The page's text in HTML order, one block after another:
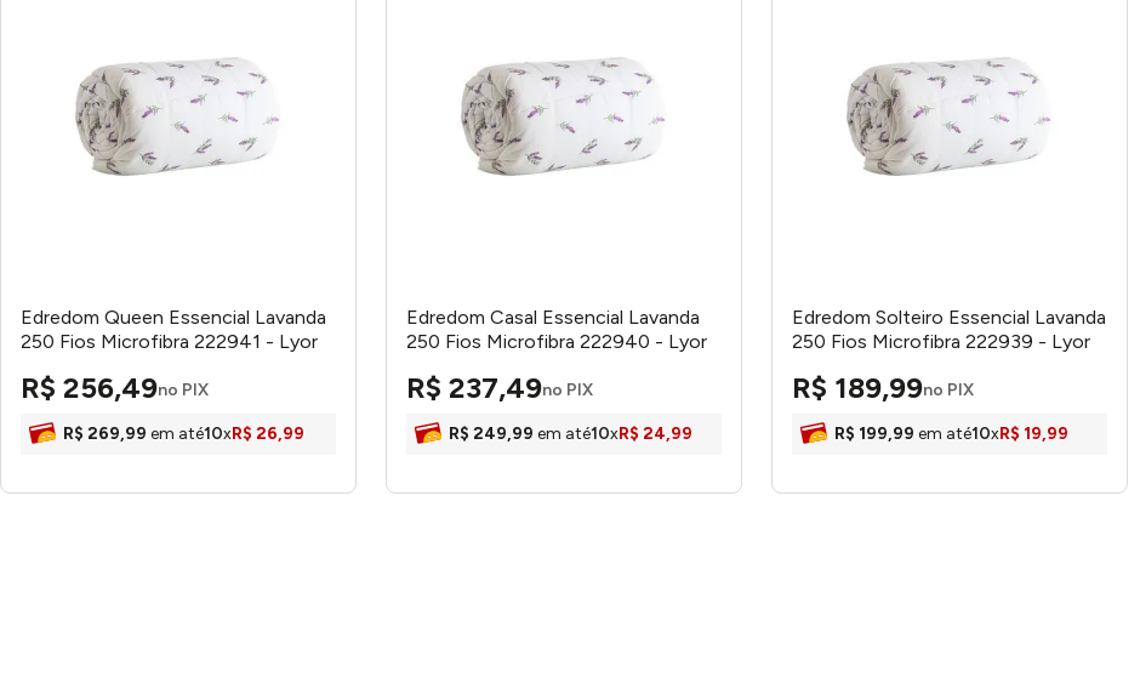
Edredom Queen Essencial Lavanda
250 Fios Microfibra 222941 - Lyor
R$ 256,49no PIX
R$ 269,99 em até10xR$ 26,99
Edredom Casal Essencial Lavanda
250 Fios Microfibra 222940 - Lyor
R$ 237,49no PIX
R$ 249,99 em até10xR$ 24,99
Edredom Solteiro Essencial Lavanda
250 Fios Microfibra 222939 - Lyor
R$ 189,99no PIX
R$ 199,99 em até10xR$ 19,99